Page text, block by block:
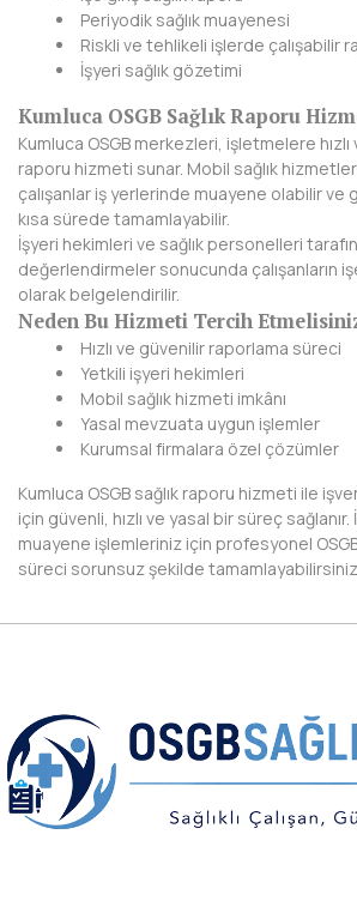
ELAZIĞ
ERZİNCAN
ERZURUM
ESKİŞEHİR
GAZİANTEP
GİRESUN
GÜMÜŞHANE
HAKKARİ
HATAY
ISPARTA
KAHRAMANMARAŞ
KARABÜK
KARS
KASTAMONU
KAYSERİ
Periyodik sağlık muayenesi
Riskli ve tehlikeli işlerde çalışabilir
İşyeri sağlık gözetimi
Kumluca OSGB Sağlık Raporu
Kumluca OSGB merkezleri, işletmelere hızlı
raporu hizmeti sunar. Mobil sağlık
çalışanlar iş yerlerinde muayene olabilir ve
kısa sürede tamamlayabilir.
İşyeri hekimleri ve sağlık personelleri
değerlendirmeler sonucunda çalışanların
olarak belgelendirilir.
Neden Bu Hizmeti Tercih
Hızlı ve güvenilir raporlama süreci
Yetkili işyeri hekimleri
Mobil sağlık hizmeti imkânı
Yasal mevzuata uygun işlemler
Kurumsal firmalara özel çözümler
Kumluca OSGB sağlık raporu hizmeti ile
için güvenli, hızlı ve yasal bir süreç
muayene işlemleriniz için profesyonel
süreci sorunsuz şekilde tamamlayabilirsiniz.